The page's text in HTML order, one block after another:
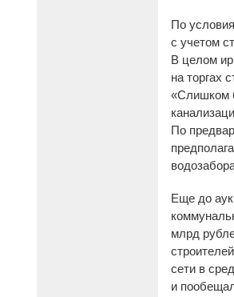
По
с учетом
В целом
на торгах
«Слишком
По
Еще до
млрд
сети в
и